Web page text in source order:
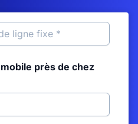
près de chez